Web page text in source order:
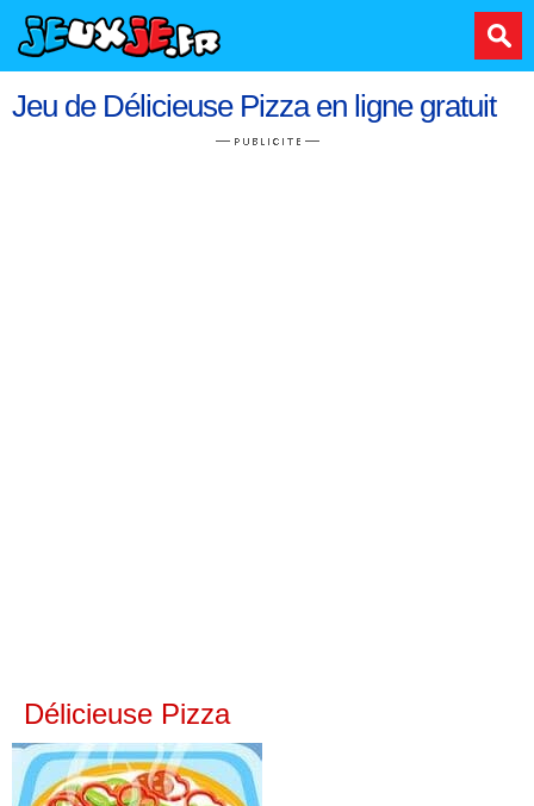
Jeu de Délicieuse Pizza en ligne gratuit
Délicieuse Pizza